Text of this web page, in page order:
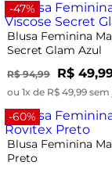
-47%
Blusa Feminina
Secret Glam Azul
R$ 94,99 R$
ou 1x de R$ 49,99
-60%
Blusa Feminina
Preto